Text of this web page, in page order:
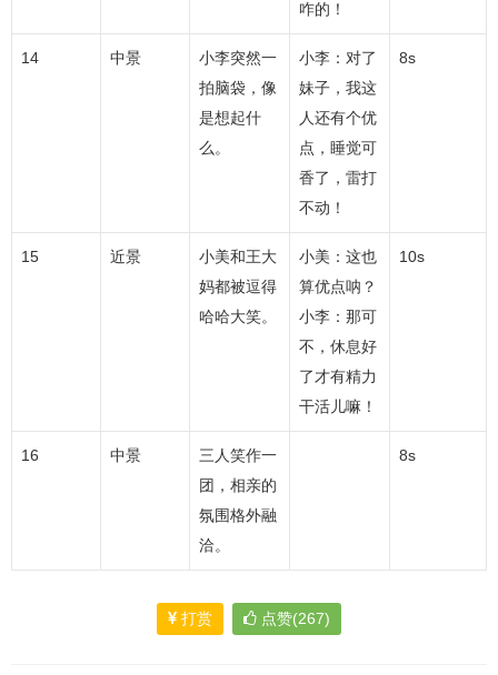
咋的！
14 中景
小李突然一
拍脑袋，像
是想起什
么。
小李：对了
妹子，我这
人还有个优
点，睡觉可
香了，雷打
不动！
8s
15 近景
小美和王大
妈都被逗得
哈哈大笑。
小美：这也
算优点呐？
小李：那可
不，休息好
了才有精力
干活儿嘛！
10s
16 中景
三人笑作一
团，相亲的
氛围格外融
洽。
8s
打赏 点赞(267)